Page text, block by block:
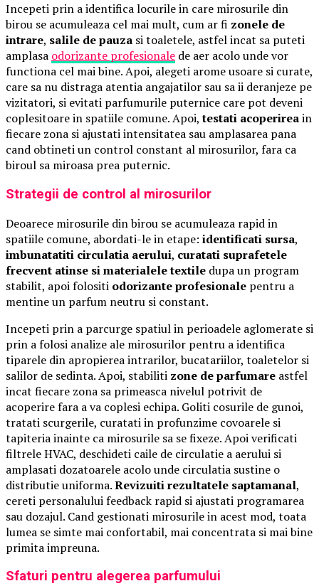
Incepeti prin a identifica locurile in care mirosurile din
birou se acumuleaza cel mai mult, cum ar fi zonele de
intrare, salile de pauza si toaletele, astfel incat sa puteti
amplasa odorizante profesionale de aer acolo unde vor
functiona cel mai bine. Apoi, alegeti arome usoare si curate,
care sa nu distraga atentia angajatilor sau sa ii deranjeze pe
vizitatori, si evitati parfumurile puternice care pot deveni
coplesitoare in spatiile comune. Apoi,testati acoperireain
fiecare zona si ajustati intensitatea sau amplasarea pana
cand obtineti un control constant al mirosurilor, fara ca
biroul sa miroasa prea puternic.
Strategii de control al mirosurilor
Deoarece mirosurile din birou se acumuleaza rapid in
spatiile comune, abordati-le in etape: identificati sursa,
imbunatatiti circulatia aerului, curatati suprafetele
frecvent atinse si materialele textile dupa un program
stabilit, apoi folositi odorizante profesionale pentru a
mentine un parfum neutru si constant.
Incepeti prin a parcurge spatiul in perioadele aglomerate si
prin a folosi analize ale mirosurilor pentru a identifica
tiparele din apropierea intrarilor, bucatariilor, toaletelor si
salilor de sedinta. Apoi, stabiliti zone de parfumare astfel
incat fiecare zona sa primeasca nivelul potrivit de
acoperire fara a va coplesi echipa. Goliti cosurile de gunoi,
tratati scurgerile, curatati in profunzime covoarele si
tapiteria inainte ca mirosurile sa se fixeze. Apoi verificati
filtrele HVAC, deschideti caile de circulatie a aerului si
amplasati dozatoarele acolo unde circulatia sustine o
distributie uniforma.Revizuiti rezultatele saptamanal,
cereti personalului feedback rapid si ajustati programarea
sau dozajul. Cand gestionati mirosurile in acest mod, toata
lumea se simte mai confortabil, mai concentrata si mai bine
primita impreuna.
Sfaturi pentru alegerea parfumului